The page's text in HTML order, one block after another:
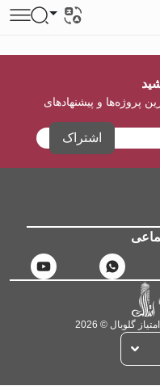
پروژه‌ها و پیشنهادهای
اشتراک
گلوبال © 2026